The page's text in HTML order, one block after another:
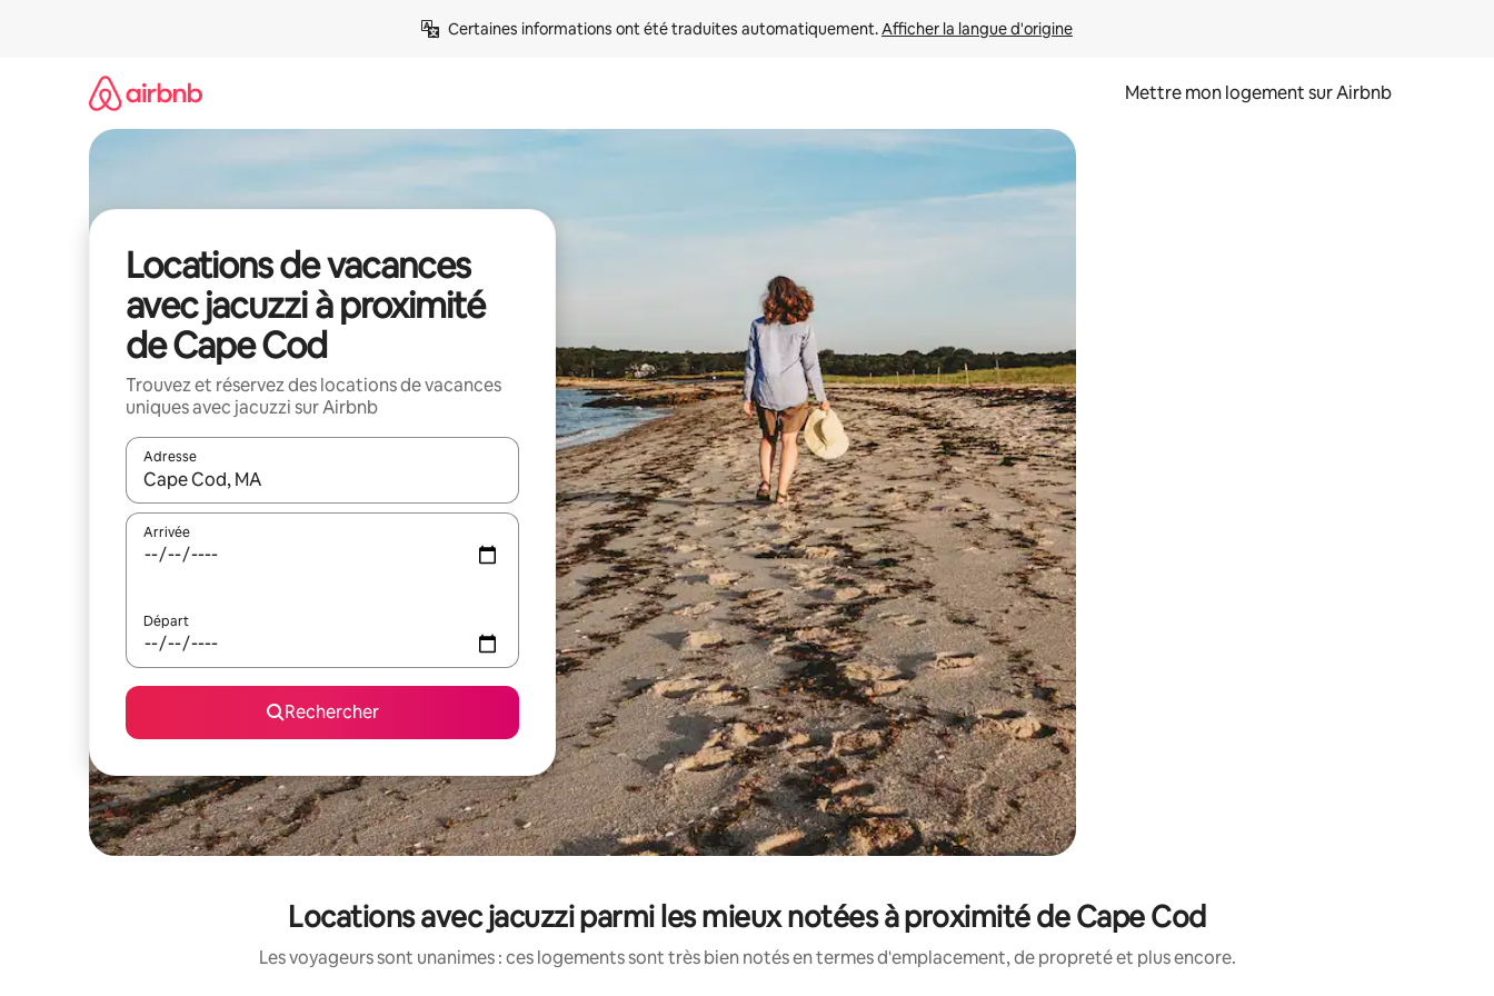
Certaines informations ont été traduites automatiquement. Afficher la langue d'origine
Mettre mon logement sur Airbnb
Locations de vacances
avec jacuzzi à proximité
de Cape Cod
Trouvez et réservez des locations de vacances
uniques avec jacuzzi sur Airbnb
Adresse
Lorsque les résultats s'affichent, utilisez les flèches vers le haut et vers le bas pour les parcourir ou en appuyant et en faisant glisser.
Arrivée
Départ
Rechercher
Locations avec jacuzzi parmi les mieux notées à proximité de Cape Cod
Les voyageurs sont unanimes : ces logements sont très bien notés en termes d'emplacement, de propreté et plus encore.